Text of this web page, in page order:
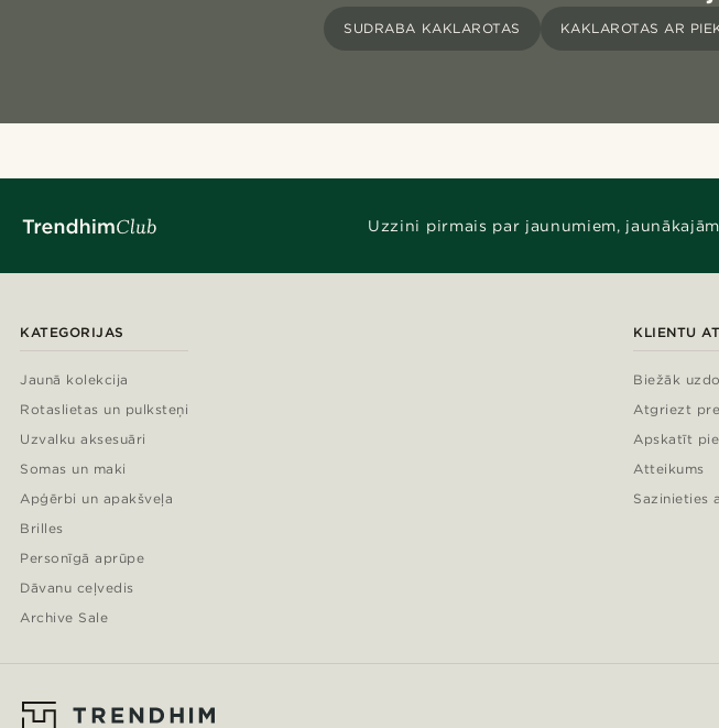
SUDRABA KAKLAROTAS KAKLAROTAS AR
Uzzini pirmais par jaunumiem,
KATEGORIJAS
Jaunā kolekcija
Rotaslietas un pulksteņi
Uzvalku aksesuāri
Somas un maki
Apģērbi un apakšveļa
Brilles
Personīgā aprūpe
Dāvanu ceļvedis
Archive Sale
KLIENTU
Biežāk
Atgriezt
Apskatīt
Atteikums
Sazinieties